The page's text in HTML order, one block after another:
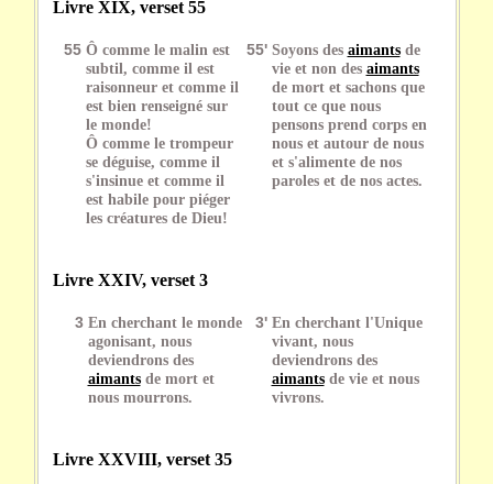
Livre XIX, verset 55
55 Ô comme le malin est
subtil, comme il est
raisonneur et comme il
est bien renseigné sur
le monde!
Ô comme le trompeur
se déguise, comme il
s'insinue et comme il
est habile pour piéger
les créatures de Dieu!
55' Soyons des aimantsde
vie et non des aimants
de mort et sachons que
tout ce que nous
pensons prend corps en
nous et autour de nous
et s'alimente de nos
paroles et de nos actes.
Livre XXIV, verset 3
3 En cherchant le monde
agonisant, nous
deviendrons des
aimantsde mort et
nous mourrons.
3' En cherchant l'Unique
vivant, nous
deviendrons des
aimantsde vie et nous
vivrons.
Livre XXVIII, verset 35